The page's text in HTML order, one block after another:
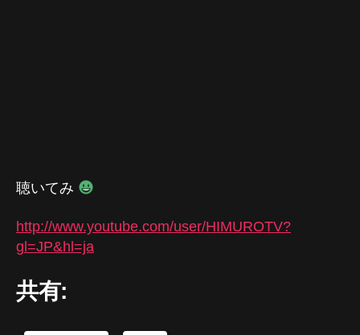
聴いてみ
http://www.youtube.com/user/HIMUROTV?
gl=JP&hl=ja
共有: